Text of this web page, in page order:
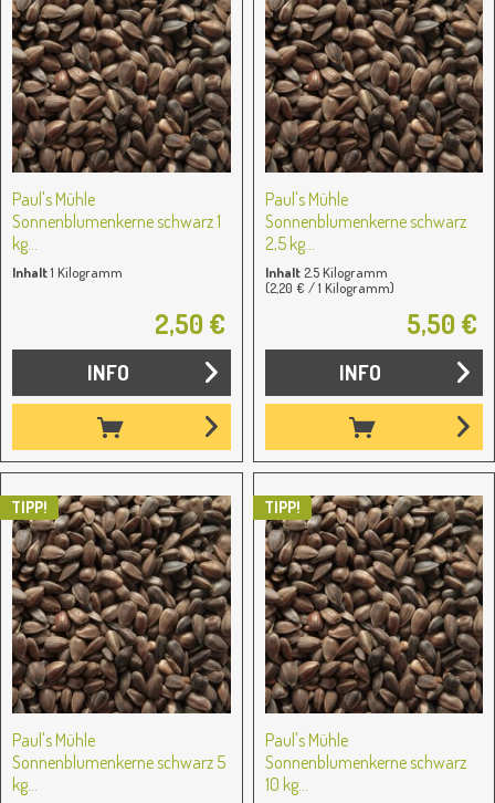
Paul's Mühle
Sonnenblumenkerne schwarz 1
kg...
Inhalt1 Kilogramm
2,50 €
INFO
Paul's Mühle
Sonnenblumenkerne schwarz
2,5 kg...
Inhalt 2.5 Kilogramm
(2,20 € / 1 Kilogramm)
5,50 €
INFO
TIPP!
Paul's Mühle
Sonnenblumenkerne schwarz 5
kg...
TIPP!
Paul's Mühle
Sonnenblumenkerne schwarz
10 kg...